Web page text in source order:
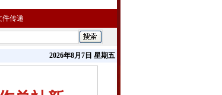
件传递
2026年8月7日 星期五